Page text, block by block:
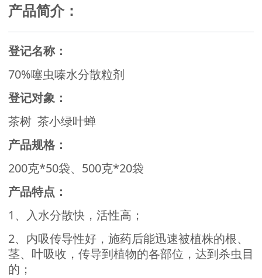
产品简介：
登记名称：
70%噻虫嗪水分散粒剂
登记对象：
茶树 茶小绿叶蝉
产品规格：
200克*50袋、500克*20袋
产品特点：
1、入水分散快，活性高；
2、内吸传导性好，施药后能迅速被植株的根、
茎、叶吸收，传导到植物的各部位，达到杀虫目
的；